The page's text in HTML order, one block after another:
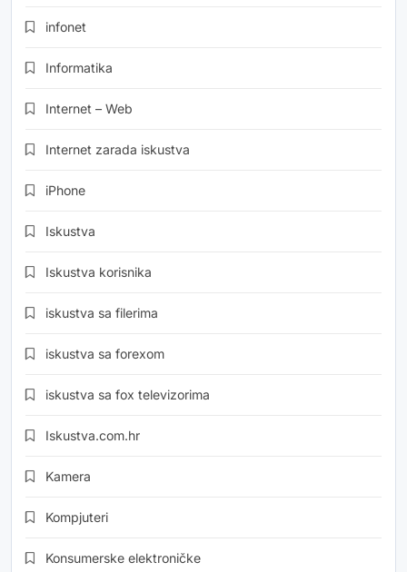
infonet
Informatika
Internet – Web
Internet zarada iskustva
iPhone
Iskustva
Iskustva korisnika
iskustva sa filerima
iskustva sa forexom
iskustva sa fox televizorima
Iskustva.com.hr
Kamera
Kompjuteri
Konsumerske elektroničke